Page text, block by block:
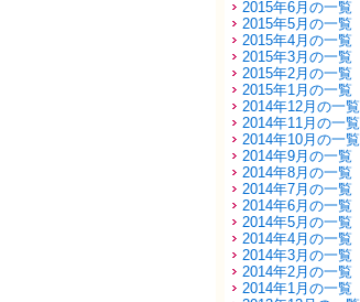
2015年6月の一覧
2015年5月の一覧
2015年4月の一覧
2015年3月の一覧
2015年2月の一覧
2015年1月の一覧
2014年12月の一覧
2014年11月の一覧
2014年10月の一覧
2014年9月の一覧
2014年8月の一覧
2014年7月の一覧
2014年6月の一覧
2014年5月の一覧
2014年4月の一覧
2014年3月の一覧
2014年2月の一覧
2014年1月の一覧